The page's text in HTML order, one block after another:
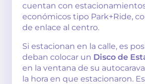
cuentan con
económicos tipo Park+Ride,
de enlace al centro.
Si estacionan en la calle, es
deban colocar un Disco de
en la ventana de su
la hora en que estacionaron.